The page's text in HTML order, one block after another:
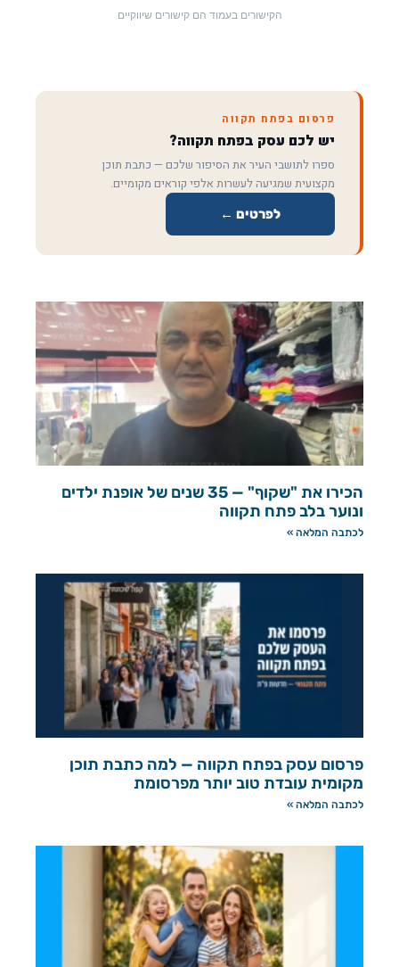
הקישורים בעמוד הם קישורים שיווקיים
פרסום בפתח תקווה
יש לכם עסק בפתח תקווה?
ספרו לתושבי העיר את הסיפור שלכם — כתבת תוכן
מקצועית שמגיעה לעשרות אלפי קוראים מקומיים.
לפרטים ←
הכירו את "שקוף" — 35 שנים של אופנת ילדים
ונוער בלב פתח תקווה
לכתבה המלאה »
פרסום עסק בפתח תקווה — למה כתבת תוכן
מקומית עובדת טוב יותר מפרסומת
לכתבה המלאה »